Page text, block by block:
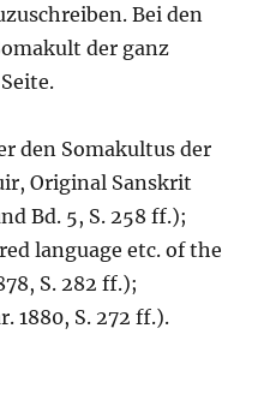
Bei den
der ganz
den Somakultus der
Original Sanskrit
Bd. 5, S. 258 ff.);
language etc. of the
S. 282 ff.);
1880, S. 272 ff.).